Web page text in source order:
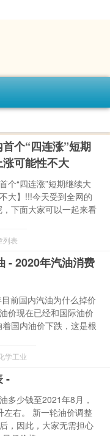
个“四连涨”短期
可能性不大
个“四连涨”短期继续大
大】!!!今天受到全网的
下面大家可以一起来看
列表
- 2020年汽油消费
前国内汽油为什么掉价
价现在已经和国际油价
国内油价下跌，这是根
学工业
-
多少钱至2021年8月，
左右。 新一轮油价调整
，因此，大家无需担心